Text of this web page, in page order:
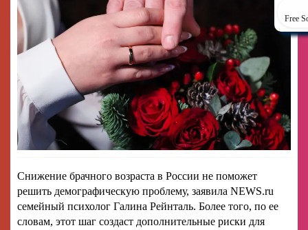
Free
Снижение брачного возраста в России не поможет
решить демографическую проблему, заявила NEWS.ru
семейный психолог Галина Рейнталь. Более того, по ее
словам, этот шаг создаст дополнительные риски для